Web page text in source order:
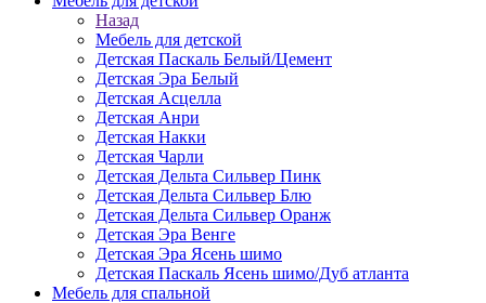
Назад
Мебель для детской
Детская Паскаль Белый/Цемент
Детская Эра Белый
Детская Асцелла
Детская Анри
Детская Накки
Детская Чарли
Детская Дельта Сильвер Пинк
Детская Дельта Сильвер Блю
Детская Дельта Сильвер Оранж
Детская Эра Венге
Детская Эра Ясень шимо
Детская Паскаль Ясень шимо/Дуб атланта
Мебель для спальной